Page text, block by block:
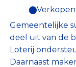
Gemeentelijke
deel uit van de
Loterij
Daarnaast